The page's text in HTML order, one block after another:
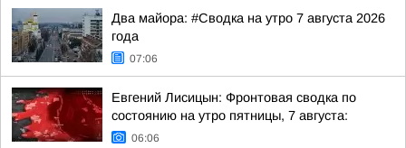
Два майора: #Сводка на утро 7 августа 2026
года
07:06
Евгений Лисицын: Фронтовая сводка по
состоянию на утро пятницы, 7 августа:
06:06